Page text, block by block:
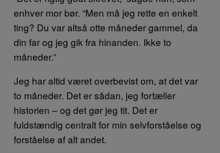
enhver mor bør. “Men må jeg rette en enkelt
ting? Du var altså otte måneder gammel, da
din far og jeg gik fra hinanden. Ikke to
måneder.”
Jeg har altid været overbevist om, at det var
to måneder. Det er sådan, jeg fortæller
historien – og det gør jeg tit. Det er
fuldstændig centralt for min selvforståelse og
forståelse af alt andet.